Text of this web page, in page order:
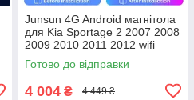
Junsun 4G Android магнітола
для Kia Sportage 2 2007 2008
2009 2010 2011 2012 wifi
Готово до відправки
4 004 ₴ 4 449 ₴